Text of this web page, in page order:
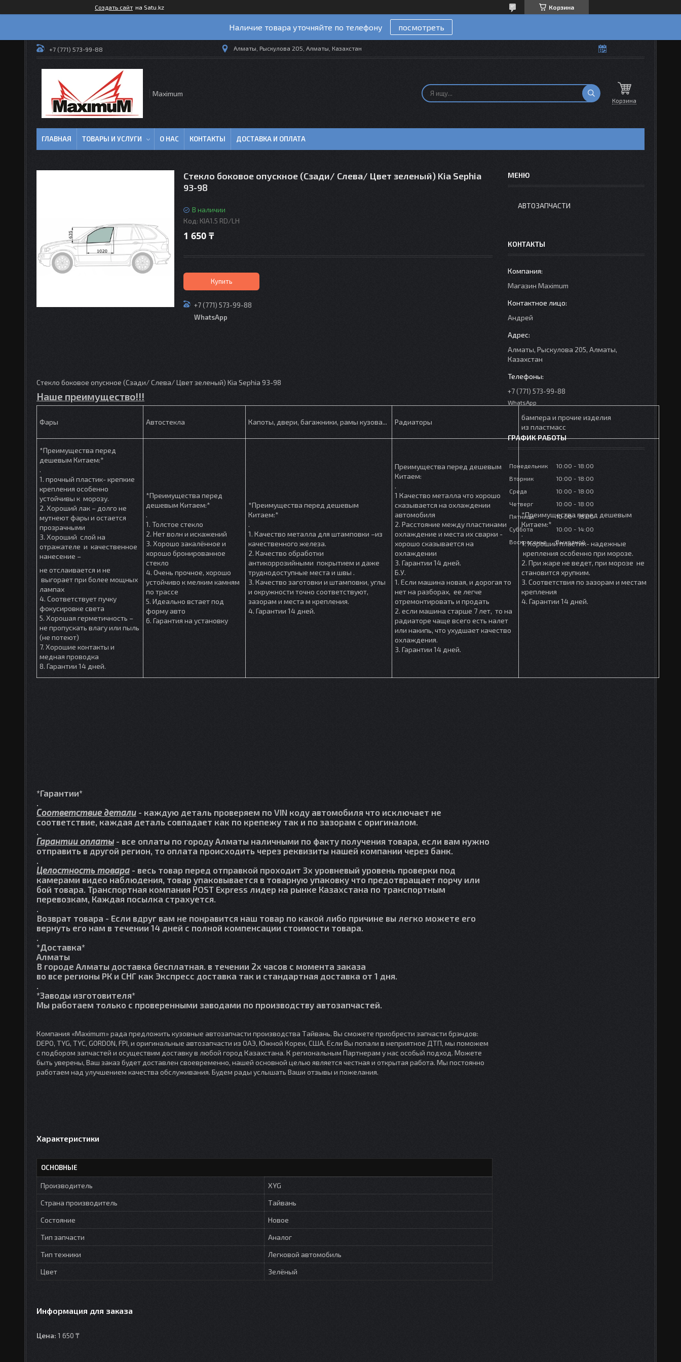
Создать сайт на Satu.kz Корзина
Наличие товара уточняйте по телефону посмотреть
+7 (771) 573-99-88 Алматы, Рыскулова 205, Алматы, Казахстан
Maximum
Корзина
ГЛАВНАЯ ТОВАРЫ И УСЛУГИ О НАС КОНТАКТЫ ДОСТАВКА И ОПЛАТА
Стекло боковое опускное (Сзади/ Слева/ Цвет зеленый) Kia Sephia
93-98
В наличии
Код: KIA1.5 RD/LH
1 650 ₸
Купить
+7 (771) 573-99-88
WhatsApp
Стекло боковое опускное (Сзади/ Слева/ Цвет зеленый) Kia Sephia 93-98
Наше преимущество!!!
Фары Автостекла Капоты, двери, багажники, рамы кузова... Радиаторы
бампера и прочие изделия
из пластмасс
*Преимущества перед
дешевым Китаем:*
.
1. прочный пластик- крепкие
крепления особенно
устойчивы к морозу.
2. Хороший лак – долго не
мутнеют фары и остается
прозрачными
3. Хороший слой на
отражателе и качественное
нанесение –
не отслаивается и не
выгорает при более мощных
лампах
4. Соответствует пучку
фокусировке света
5. Хорошая герметичность –
не пропускать влагу или пыль
(не потеют)
7. Хорошие контакты и
медная проводка
8. Гарантии 14 дней.
*Преимущества перед
дешевым Китаем:*
.
1. Толстое стекло
2. Нет волн и искажений
3. Хорошо закалённое и
хорошо бронированное
стекло
4. Очень прочное, хорошо
устойчиво к мелким камням
по трассе
5. Идеально встает под
форму авто
6. Гарантия на установку
*Преимущества перед дешевым
Китаем:*
.
1. Качество металла для штамповки –из
качественного железа.
2. Качество обработки
антикоррозийными покрытием и даже
труднодоступные места и швы .
3. Качество заготовки и штамповки, углы
и окружности точно соответствуют,
зазорам и места м крепления.
4. Гарантии 14 дней.
Преимущества перед дешевым
Китаем:
.
1 Качество металла что хорошо
сказывается на охлаждении
автомобиля
2. Расстояние между пластинами
охлаждение и места их сварки -
хорошо сказывается на
охлаждении
3. Гарантии 14 дней.
Б.У.
1. Если машина новая, и дорогая то
нет на разборах, ее легче
отремонтировать и продать
2. если машина старше 7 лет, то на
радиаторе чаще всего есть налет
или накипь, что ухудшает качество
охлаждения.
3. Гарантии 14 дней.
*Преимущества перед дешевым
Китаем:*
.
1. Хороший пластик- надежные
крепления особенно при морозе.
2. При жаре не ведет, при морозе не
становится хрупким.
3. Соответствия по зазорам и местам
крепления
4. Гарантии 14 дней.
*Гарантии*
.
Соответствие детали - каждую деталь проверяем по VIN коду автомобиля что исключает не
соответствие, каждая деталь совпадает как по крепежу так и по зазорам с оригиналом.
.
Гарантии оплаты - все оплаты по городу Алматы наличными по факту получения товара, если вам нужно
отправить в другой регион, то оплата происходить через реквизиты нашей компании через банк.
.
Целостность товара - весь товар перед отправкой проходит 3х уровневый уровень проверки под
камерами видео наблюдения, товар упаковывается в товарную упаковку что предотвращает порчу или
бой товара. Транспортная компания POST Express лидер на рынке Казахстана по транспортным
перевозкам, Каждая посылка страхуется.
.
Возврат товара - Если вдруг вам не понравится наш товар по какой либо причине вы легко можете его
вернуть его нам в течении 14 дней с полной компенсации стоимости товара.
.
*Доставка*
Алматы
В городе Алматы доставка бесплатная. в течении 2х часов с момента заказа
во все регионы РК и СНГ как Экспресс доставка так и стандартная доставка от 1 дня.
.
*Заводы изготовителя*
Мы работаем только с проверенными заводами по производству автозапчастей.
Компания «Maximum» рада предложить кузовные автозапчасти производства Тайвань. Вы сможете приобрести запчасти брэндов:
DEPO, TYG, TYC, GORDON, FPI, и оригинальные автозапчасти из ОАЭ, Южной Кореи, США. Если Вы попали в неприятное ДТП, мы поможем
с подбором запчастей и осуществим доставку в любой город Казахстана. К региональным Партнерам у нас особый подход. Можете
быть уверены, Ваш заказ будет доставлен своевременно, нашей основной целью является честная и открытая работа. Мы постоянно
работаем над улучшением качества обслуживания. Будем рады услышать Ваши отзывы и пожелания.
Характеристики
ОСНОВНЫЕ
Производитель
XYG
Страна производитель
Тайвань
Состояние
Новое
Тип запчасти
Аналог
Тип техники
Легковой автомобиль
Цвет
Зелёный
Информация для заказа
Цена: 1 650 ₸
АВТОЗАПЧАСТИ
КОНТАКТЫ
Mагазин Maximum
Андрей
Алматы, Рыскулова 205, Алматы,
Казахстан
+7 (771) 573-99-88
WhatsApp
ГРАФИК РАБОТЫ
Понедельник 10:00
18:00
Вторник
10:00
18:00
Среда
10:00
18:00
Четверг
10:00
18:00
Пятница
10:00
18:00
Суббота
10:00
14:00
Воскресенье
Выходной